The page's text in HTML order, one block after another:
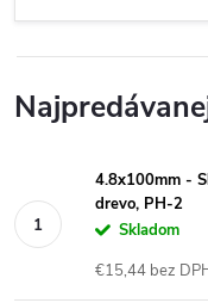
4.8x100mm -
drevo, PH-2
Skladom
€15,44 bez